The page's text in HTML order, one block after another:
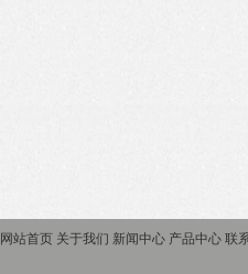
网站首页 关于我们 新闻中心 产品中心 联